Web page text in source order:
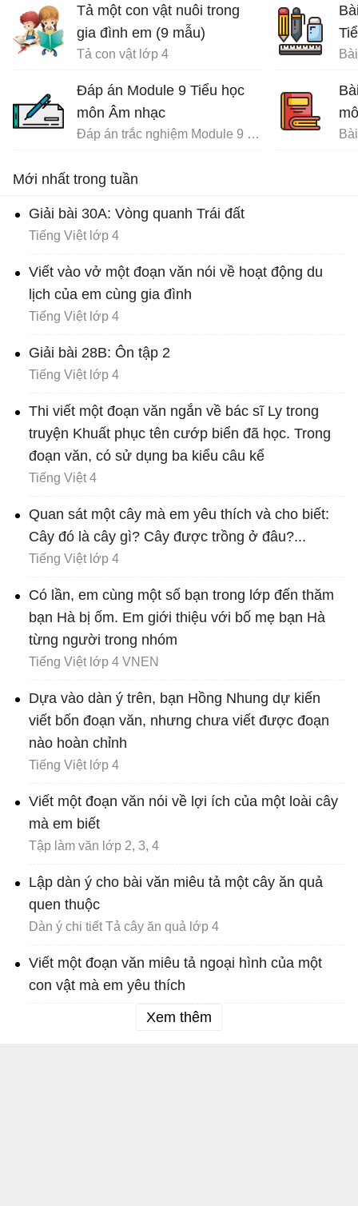
Tả một con vật nuôi trong
gia đình em (9 mẫu)
Tả con vật lớp 4
Đáp án Module 9 Tiểu học
môn Âm nhạc
Đáp án trắc nghiệm Module 9 Tiểu học
Mới nhất trong tuần
Giải bài 30A: Vòng quanh Trái đất
Tiếng Việt lớp 4
Viết vào vở một đoạn văn nói về hoạt động du
lịch của em cùng gia đình
Tiếng Việt lớp 4
Giải bài 28B: Ôn tập 2
Tiếng Việt lớp 4
Thi viết một đoạn văn ngắn về bác sĩ Ly trong
truyện Khuất phục tên cướp biển đã học. Trong
đoạn văn, có sử dụng ba kiểu câu kể
Tiếng Việt 4
Quan sát một cây mà em yêu thích và cho biết:
Cây đó là cây gì? Cây được trồng ở đâu?...
Tiếng Việt lớp 4
Có lần, em cùng một số bạn trong lớp đến thăm
bạn Hà bị ốm. Em giới thiệu với bố mẹ bạn Hà
từng người trong nhóm
Tiếng Việt lớp 4 VNEN
Dựa vào dàn ý trên, bạn Hồng Nhung dự kiến
viết bốn đoạn văn, nhưng chưa viết được đoạn
nào hoàn chỉnh
Tiếng Việt lớp 4
Viết một đoạn văn nói về lợi ích của một loài cây
mà em biết
Tập làm văn lớp 2, 3, 4
Lập dàn ý cho bài văn miêu tả một cây ăn quả
quen thuộc
Dàn ý chi tiết Tả cây ăn quả lớp 4
Viết một đoạn văn miêu tả ngoại hình của một
con vật mà em yêu thích
Xem thêm